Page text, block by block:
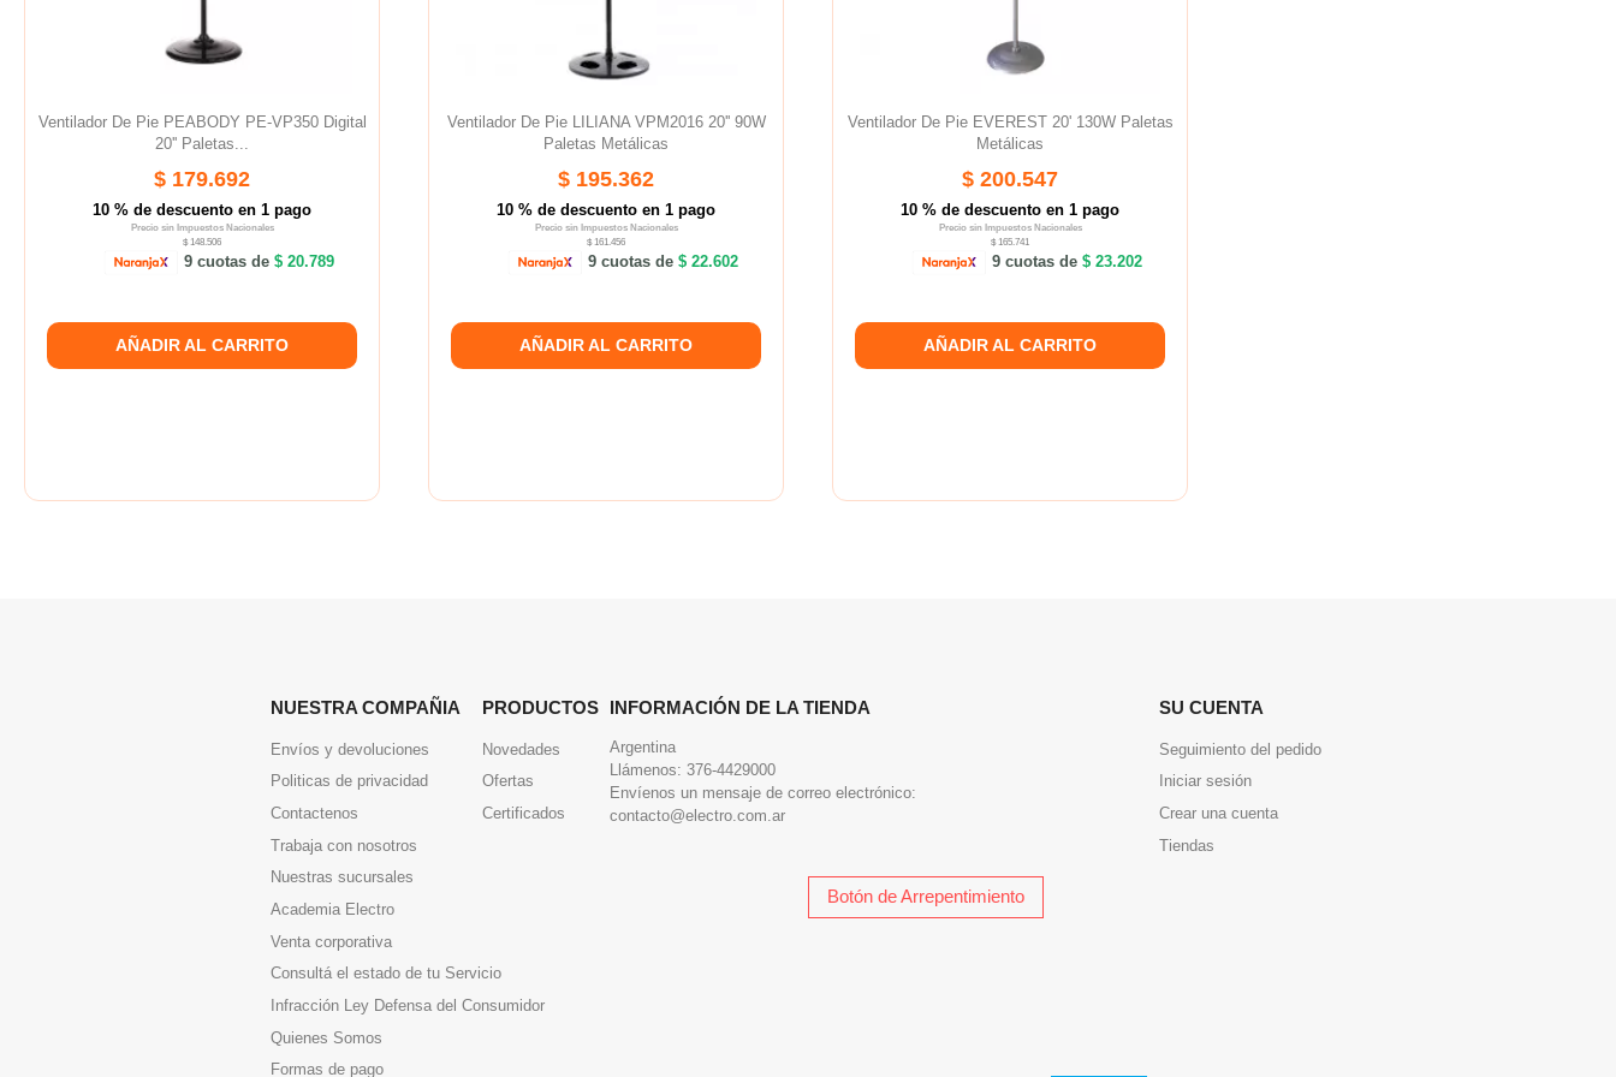
Ventilador De Pie PEABODY PE-VP350 Digital
20'' Paletas...
$ 179.692
10 % de descuento en 1 pago
Precio sin Impuestos Nacionales
$ 148.506
9 cuotas de$ 20.789
AÑADIR AL CARRITO
Ventilador De Pie LILIANA VPM2016 20'' 90W
Paletas Metálicas
$ 195.362
10 % de descuento en 1 pago
Precio sin Impuestos Nacionales
$ 161.456
9 cuotas de$ 22.602
AÑADIR AL CARRITO
Ventilador De Pie EVEREST 20' 130W Paletas
Metálicas
$ 200.547
10 % de descuento en 1 pago
Precio sin Impuestos Nacionales
$ 165.741
9 cuotas de$ 23.202
AÑADIR AL CARRITO
NUESTRA COMPAÑIA
Envíos y devoluciones
Politicas de privacidad
Contactenos
Trabaja con nosotros
Nuestras sucursales
Academia Electro
Venta corporativa
Consultá el estado de tu Servicio
Infracción Ley Defensa del Consumidor
Quienes Somos
Formas de pago
PRODUCTOS
Novedades
Ofertas
Certificados
INFORMACIÓN DE LA TIENDA
Argentina
Llámenos: 376-4429000
Envíenos un mensaje de correo electrónico:
contacto@electro.com.ar
SU CUENTA
Seguimiento del pedido
Iniciar sesión
Crear una cuenta
Tiendas
Botón de Arrepentimiento